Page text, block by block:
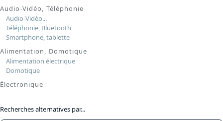
Audio-Vidéo, Téléphonie
Audio-Vidéo...
Téléphonie, Bluetooth
Smartphone, tablette
Alimentation, Domotique
Alimentation électrique
Domotique
Électronique
Recherches alternatives par...